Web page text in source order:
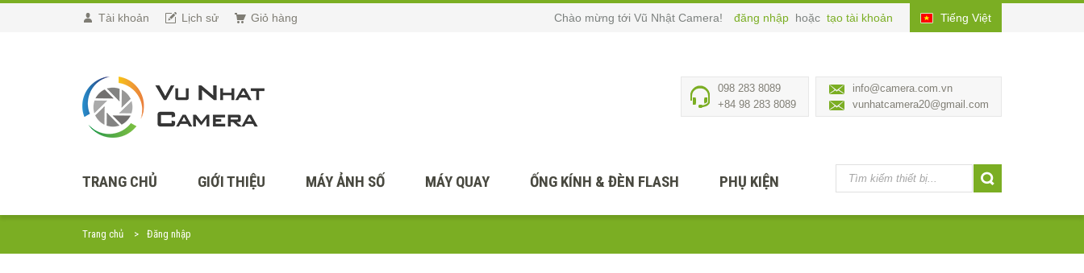
Tài khoản Lịch sử Giỏ hàng Tiếng Việt
Chào mừng tới Vũ Nhật Camera! đăng nhập hoặc tạo tài khoản
info@camera.com.vn
vunhatcamera20@gmail.com
098 283 8089
+84 98 283 8089
TRANG CHỦ GIỚI THIỆU MÁY ẢNH SỐ MÁY QUAY ỐNG KÍNH & ĐÈN FLASH PHỤ KIỆN
Trang chủ Đăng nhập